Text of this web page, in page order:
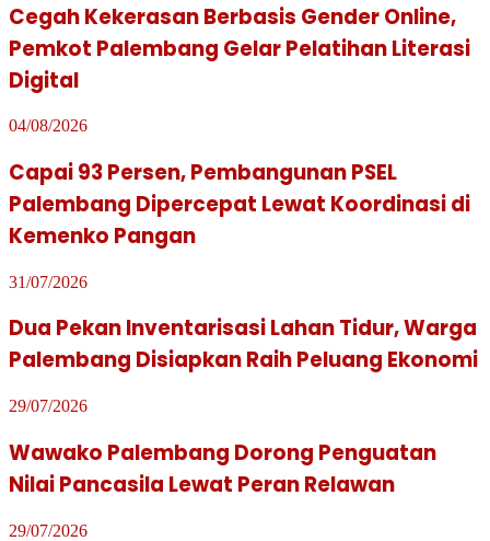
Cegah Kekerasan Berbasis Gender Online,
Pemkot Palembang Gelar Pelatihan Literasi
Digital
04/08/2026
Capai 93 Persen, Pembangunan PSEL
Palembang Dipercepat Lewat Koordinasi di
Kemenko Pangan
31/07/2026
Dua Pekan Inventarisasi Lahan Tidur, Warga
Palembang Disiapkan Raih Peluang Ekonomi
29/07/2026
Wawako Palembang Dorong Penguatan
Nilai Pancasila Lewat Peran Relawan
29/07/2026